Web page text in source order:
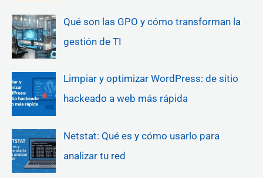
Qué son las GPO y cómo transforman la
gestión de TI
Limpiar y optimizar WordPress: de sitio
hackeado a web más rápida
Netstat: Qué es y cómo usarlo para
analizar tu red